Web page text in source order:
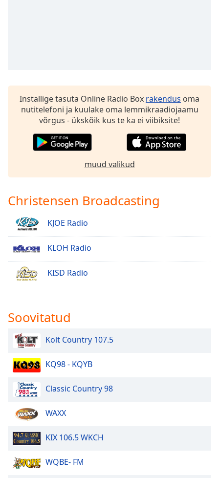
Color
Opacity
Caption
Background
Opacity
Size
Edge
Style
Font
Family
Installige tasuta Online Radio Box rakendus oma
nutitelefoni ja kuulake oma lemmikraadiojaamu
võrgus - ükskõik kus te ka ei viibiksite!
muud valikud
Christensen Broadcasting
KJOE Radio
KLOH Radio
KISD Radio
Soovitatud
Kolt Country 107.5
KQ98 - KQYB
Classic Country 98
WAXX
KIX 106.5 WKCH
WQBE- FM